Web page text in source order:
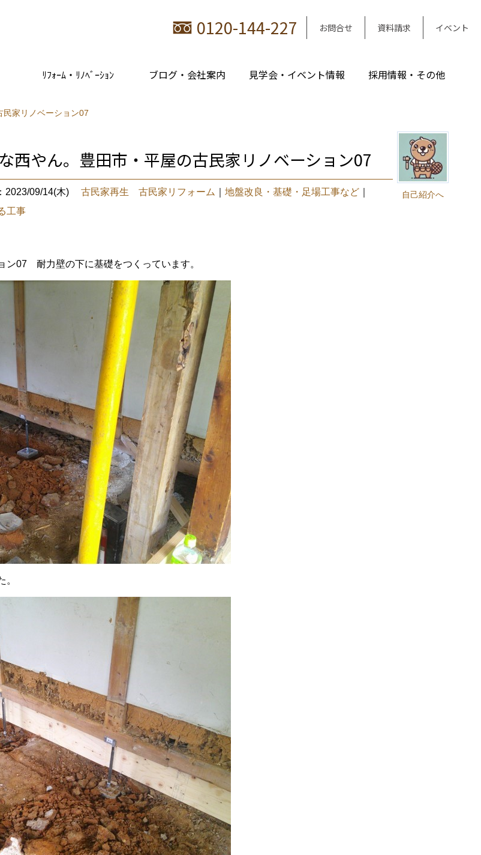
0120-144-227 お問合せ 資料請求 イベント
ﾘﾌｫｰﾑ・ﾘﾉﾍﾞｰｼｮﾝ ブログ・会社案内 見学会・イベント情報 採用情報・その他
家リノベーション07
自己紹介へ
西やん。豊田市・平屋の古民家リノベーション07
2023/09/14(木) 古民家再生 古民家リフォーム 地盤改良・基礎・足場工事など
工事
ン07 耐力壁の下に基礎をつくっています。
。